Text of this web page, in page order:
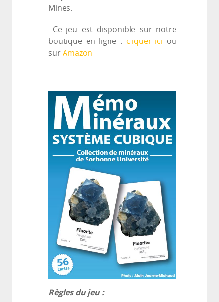
Mines.
Ce jeu est disponible sur notre
boutique en ligne : cliquer ici ou
sur Amazon
Règles du jeu :